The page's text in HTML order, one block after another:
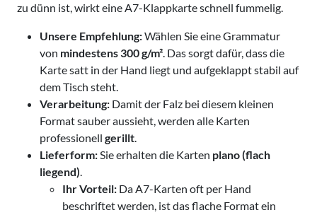
zu dünn ist, wirkt eine A7-Klappkarte schnell fummelig.
Unsere Empfehlung:Wählen Sie eine Grammatur
von mindestens 300 g/m². Das sorgt dafür, dass die
Karte satt in der Hand liegt und aufgeklappt stabil auf
dem Tisch steht.
Verarbeitung: Damit der Falz bei diesem kleinen
Format sauber aussieht, werden alle Karten
professionell gerillt.
Lieferform:Sie erhalten die Karten plano (flach
liegend).
Ihr Vorteil: Da A7-Karten oft per Hand
beschriftet werden, ist das flache Format ein